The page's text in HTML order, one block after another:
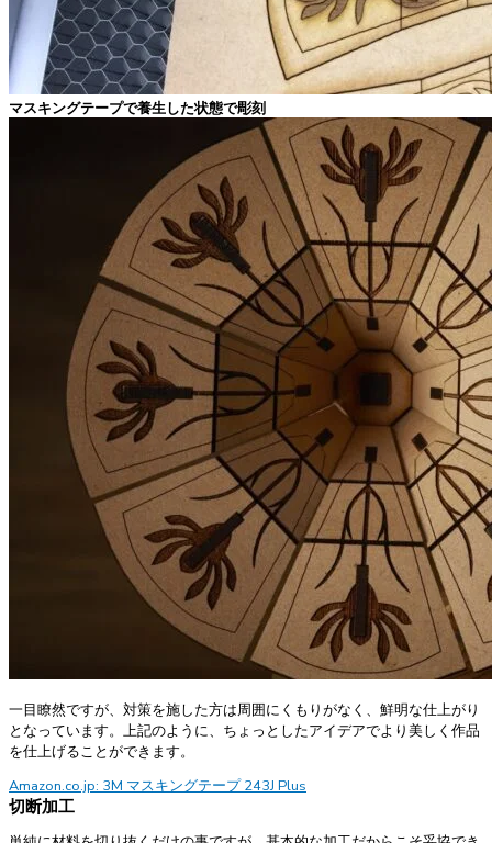
マスキングテープで養生した状態で彫刻
一目瞭然ですが、対策を施した方は周囲にくもりがなく、鮮明な仕上がり
となっています。上記のように、ちょっとしたアイデアでより美しく作品
を仕上げることができます。
Amazon.co.jp: 3M マスキングテープ 243J Plus
切断加工